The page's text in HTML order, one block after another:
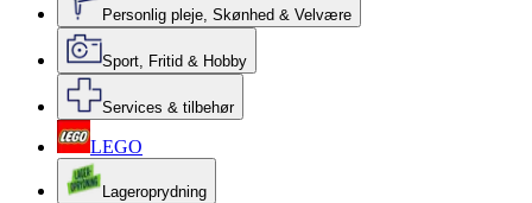
Personlig pleje, Skønhed & Velvære
Sport, Fritid & Hobby
Services & tilbehør
LEGO
Lageroprydning